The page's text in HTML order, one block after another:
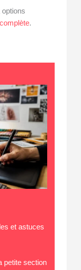
.
et astuces
petite section